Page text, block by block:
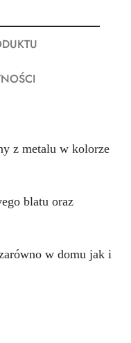
z metalu w kolorze
blatu oraz
w domu jak i